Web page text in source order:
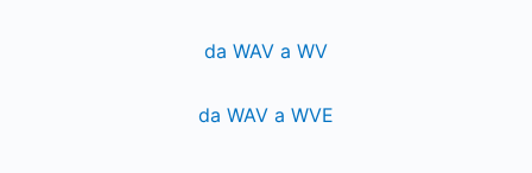
da WAV a WV
da WAV a WVE